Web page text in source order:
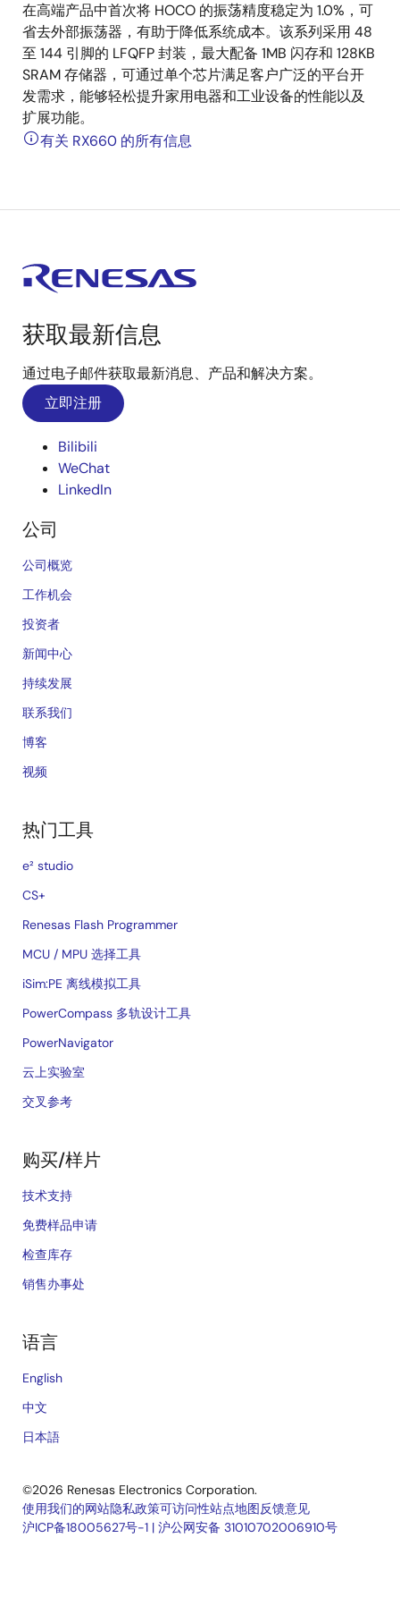
在高端产品中首次将 HOCO 的振荡精度稳定为 1.0%，可
省去外部振荡器，有助于降低系统成本。该系列采用 48
至 144 引脚的 LFQFP 封装，最大配备 1MB 闪存和 128KB
SRAM 存储器，可通过单个芯片满足客户广泛的平台开
发需求，能够轻松提升家用电器和工业设备的性能以及
扩展功能。
有关 RX660 的所有信息
获取最新信息
通过电子邮件获取最新消息、产品和解决方案。
立即注册
Bilibili
WeChat
LinkedIn
公司
公司概览
工作机会
投资者
新闻中心
持续发展
联系我们
博客
视频
热门工具
e² studio
CS+
Renesas Flash Programmer
MCU / MPU 选择工具
iSim:PE 离线模拟工具
PowerCompass 多轨设计工具
PowerNavigator
云上实验室
交叉参考
购买/样片
技术支持
免费样品申请
检查库存
销售办事处
语言
English
中文
日本語
©2026 Renesas Electronics Corporation.
Legal
使用我们的网站隐私政策可访问性站点地图反馈意见
沪ICP备18005627号-1 | 沪公网安备 31010702006910号